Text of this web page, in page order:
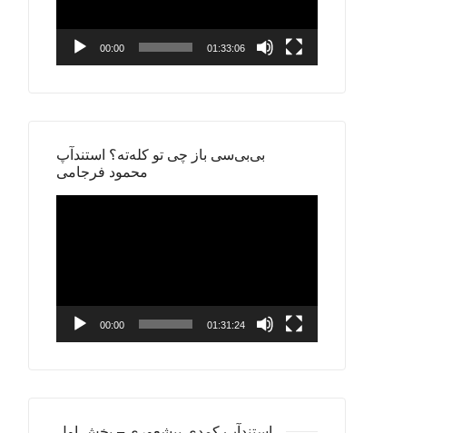
00:00 01:33:06
بی‌بی‌سی باز چی تو کله‌ته؟ استندآپ
محمود فرجامی
00:00 01:31:24